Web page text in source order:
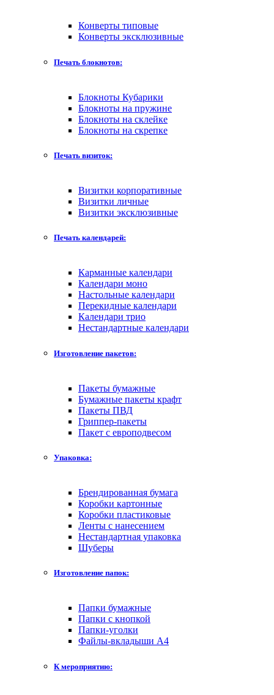
Конверты типовые
Конверты эксклюзивные
Печать блокнотов:
Блокноты Кубарики
Блокноты на пружине
Блокноты на склейке
Блокноты на скрепке
Печать визиток:
Визитки корпоративные
Визитки личные
Визитки эксклюзивные
Печать календарей:
Карманные календари
Календари моно
Настольные календари
Перекидные календари
Календари трио
Нестандартные календари
Изготовление пакетов:
Пакеты бумажные
Бумажные пакеты крафт
Пакеты ПВД
Гриппер-пакеты
Пакет с европодвесом
Упаковка:
Брендированная бумага
Коробки картонные
Коробки пластиковые
Ленты с нанесением
Нестандартная упаковка
Шуберы
Изготовление папок:
Папки бумажные
Папки с кнопкой
Папки-уголки
Файлы-вкладыши А4
К мероприятию: